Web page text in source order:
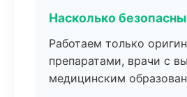
Насколько
Работаем только
препаратами, врачи с
медицинским